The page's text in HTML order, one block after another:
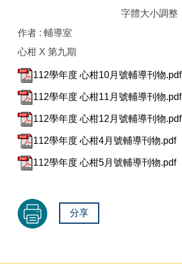
字體大小調整
作者 : 輔導室
心柑 X 第九期
112學年度 心柑10月號輔導刊物.pdf
112學年度 心柑11月號輔導刊物.pdf
112學年度 心柑12月號輔導刊物.pdf
112學年度 心柑4月號輔導刊物.pdf
112學年度 心柑5月號輔導刊物.pdf
分享